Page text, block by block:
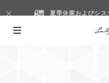
夏季休業およびシス
全品送料無料&